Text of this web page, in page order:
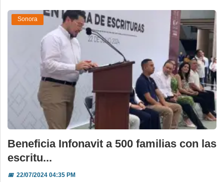
Sonora
Beneficia Infonavit a 500 familias con las
escritu...
📅22/07/2024 04:35 PM